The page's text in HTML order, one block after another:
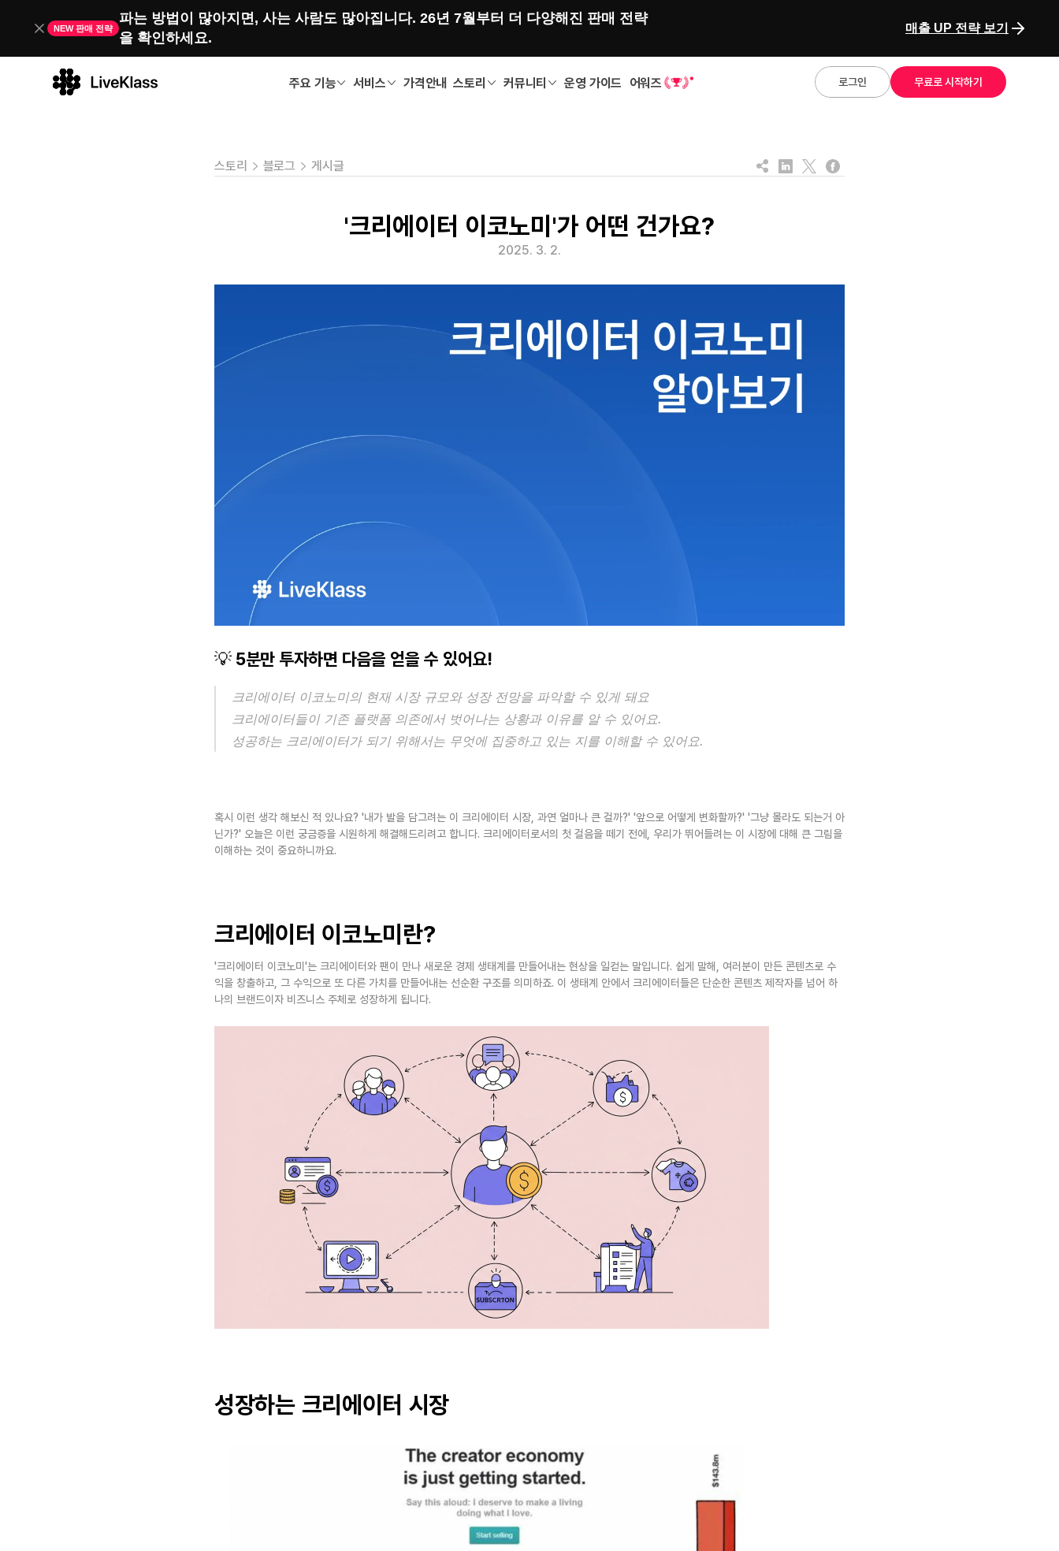
NEW 판매 전략
파는 방법이 많아지면, 사는 사람도 많아집니다. 26년 7월부터 더 다양해진 판매 전략
을 확인하세요.
매출 UP 전략 보기
주요 기능 서비스 가격안내 스토리 커뮤니티 운영 가이드 어워즈 로그인 무료로 시작하기
스토리 블로그 게시글
'크리에이터 이코노미'가 어떤 건가요?
2025. 3. 2.
💡 5분만 투자하면 다음을 얻을 수 있어요!
크리에이터 이코노미의 현재 시장 규모와 성장 전망을 파악할 수 있게 돼요
크리에이터들이 기존 플랫폼 의존에서 벗어나는 상황과 이유를 알 수 있어요.
성공하는 크리에이터가 되기 위해서는 무엇에 집중하고 있는 지를 이해할 수 있어요.
혹시 이런 생각 해보신 적 있나요? '내가 발을 담그려는 이 크리에이터 시장, 과연 얼마나 큰 걸까?' '앞으로 어떻게 변화할까?' '그냥 몰라도 되는거 아
닌가?' 오늘은 이런 궁금증을 시원하게 해결해드리려고 합니다. 크리에이터로서의 첫 걸음을 떼기 전에, 우리가 뛰어들려는 이 시장에 대해 큰 그림을
이해하는 것이 중요하니까요.
크리에이터 이코노미란?
'크리에이터 이코노미'는 크리에이터와 팬이 만나 새로운 경제 생태계를 만들어내는 현상을 일컫는 말입니다. 쉽게 말해, 여러분이 만든 콘텐츠로 수
익을 창출하고, 그 수익으로 또 다른 가치를 만들어내는 선순환 구조를 의미하죠. 이 생태계 안에서 크리에이터들은 단순한 콘텐츠 제작자를 넘어 하
나의 브랜드이자 비즈니스 주체로 성장하게 됩니다.
성장하는 크리에이터 시장